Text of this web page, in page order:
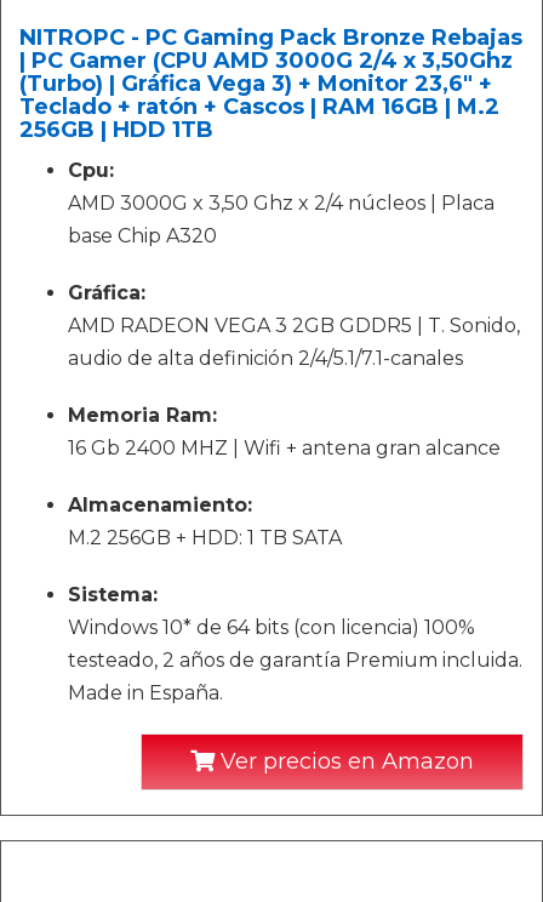
NITROPC - PC Gaming Pack Bronze Rebajas
| PC Gamer (CPU AMD 3000G 2/4 x 3,50Ghz
(Turbo) | Gráfica Vega 3) + Monitor 23,6" +
Teclado + ratón + Cascos | RAM 16GB | M.2
256GB | HDD 1TB
Cpu:
AMD 3000G x 3,50 Ghz x 2/4 núcleos | Placa
base Chip A320
Gráfica:
AMD RADEON VEGA 3 2GB GDDR5 | T. Sonido,
audio de alta definición 2/4/5.1/7.1-canales
Memoria Ram:
16 Gb 2400 MHZ | Wifi + antena gran alcance
Almacenamiento:
M.2 256GB + HDD: 1 TB SATA
Sistema:
Windows 10* de 64 bits (con licencia) 100%
testeado, 2 años de garantía Premium incluida.
Made in España.
Ver precios en Amazon